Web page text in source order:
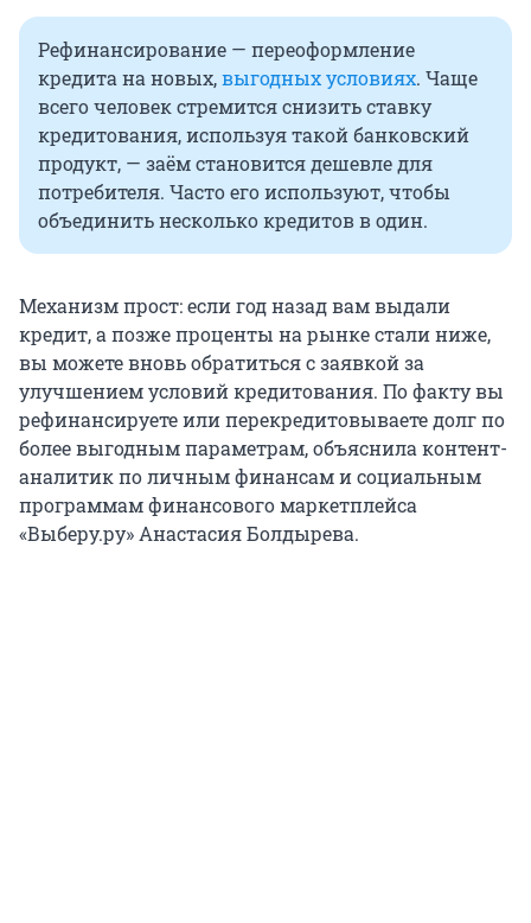
Рефинансирование — переоформление
кредита на новых,выгодных условиях. Чаще
всего человек стремится снизить ставку
кредитования, используя такой банковский
продукт, — заём становится дешевле для
потребителя. Часто его используют, чтобы
объединить несколько кредитов в один.
Механизм прост: если год назад вам выдали
кредит, а позже проценты на рынке стали ниже,
вы можете вновь обратиться с заявкой за
улучшением условий кредитования. По факту вы
рефинансируете или перекредитовываете долг по
более выгодным параметрам, объяснила контент-
аналитик по личным финансам и социальным
программам финансового маркетплейса
«Выберу.ру» Анастасия Болдырева.